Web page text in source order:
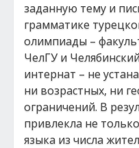
заданную тему и
грамматике
олимпиады –
ЧелГУ и
интернат – не
ни возрастных, ни
ограничений. В
привлекла не
языка из числа